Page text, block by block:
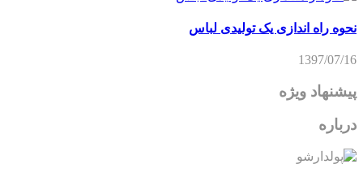
نحوه راه اندازی یک تولیدی لباس
1397/07/16
پیشنهاد ویژه
درباره